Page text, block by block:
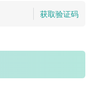
获取验证码